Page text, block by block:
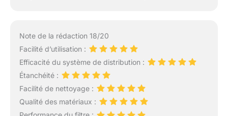
Note de la rédaction 18/20
Facilité d’utilisation :
Efficacité du système de distribution :
Étanchéité :
Facilité de nettoyage :
Qualité des matériaux :